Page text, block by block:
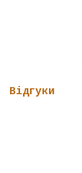
Відгуки